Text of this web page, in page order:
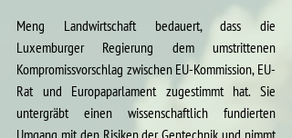
Meng Landwirtschaft bedauert, dass die
Luxemburger Regierung dem umstrittenen
Kompromissvorschlag zwischen EU-Kommission, EU-
Rat und Europaparlament zugestimmt hat. Sie
untergräbt einen wissenschaftlich fundierten
Umgang mit den Risiken der Gentechnik und nimmt